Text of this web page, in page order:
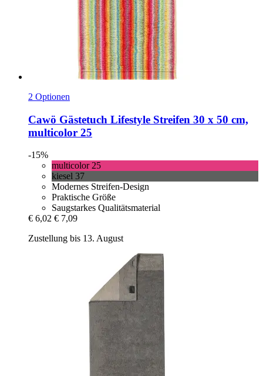
2 Optionen
Cawö Gästetuch Lifestyle Streifen 30 x 50 cm,
multicolor 25
-15%
multicolor 25
kiesel 37
Modernes Streifen-Design
Praktische Größe
Saugstarkes Qualitätsmaterial
€ 6,02 € 7,09
Zustellung bis 13. August